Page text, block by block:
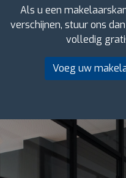
Als u een
verschijnen, stuur ons
volledig
Voeg uw